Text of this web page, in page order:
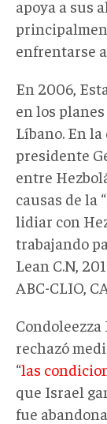
apoya a sus
enfrentarse
En 2006,
en los
Líbano. En la
presidente
entre
causas de la
lidiar con
trabajando
Lean C.N,
ABC-CLIO,
Condoleezza
rechazó
“las
que Israel
fue